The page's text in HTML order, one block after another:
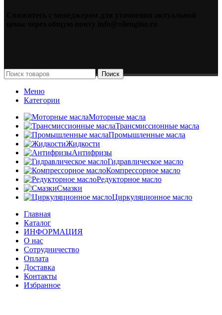
Поиск
Меню
Категории
Моторные масла
Трансмиссионные масла
Промышленные масла
Жидкости
Антифризы
Гидравлическое масло
Компрессорное масло
Редукторное масло
Смазки
Циркуляционное масло
Главная
Каталог
ИНФОРМАЦИЯ
О нас
Сотрудничество
Оплата
Доставка
Контакты
Избранное